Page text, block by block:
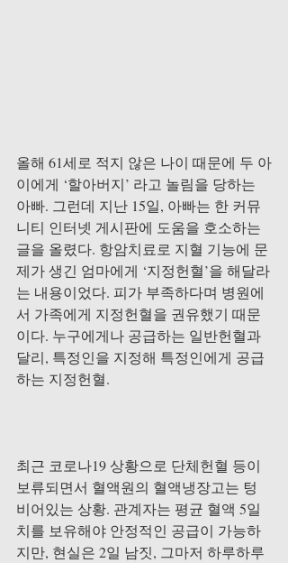
올해 61세로 적지 않은 나이 때문에 두 아
이에게 ‘할아버지’ 라고 놀림을 당하는
아빠. 그런데 지난 15일, 아빠는 한 커뮤
니티 인터넷 게시판에 도움을 호소하는
글을 올렸다. 항암치료로 지혈 기능에 문
제가 생긴 엄마에게 ‘지정헌혈’을 해달라
는 내용이었다. 피가 부족하다며 병원에
서 가족에게 지정헌혈을 권유했기 때문
이다. 누구에게나 공급하는 일반헌혈과
달리, 특정인을 지정해 특정인에게 공급
하는 지정헌혈.
최근 코로나19 상황으로 단체헌혈 등이
보류되면서 혈액원의 혈액냉장고는 텅
비어있는 상황. 관계자는 평균 혈액 5일
치를 보유해야 안정적인 공급이 가능하
지만, 현실은 2일 남짓, 그마저 하루하루